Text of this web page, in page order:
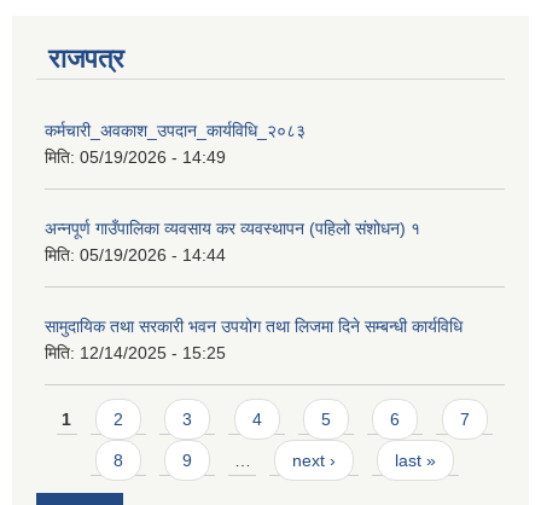
राजपत्र
कर्मचारी_अवकाश_उपदान_कार्यविधि_२०८३
मिति: 05/19/2026 - 14:49
अन्नपूर्ण गाउँपालिका व्यवसाय कर व्यवस्थापन (पहिलो संशोधन) १
मिति: 05/19/2026 - 14:44
सामुदायिक तथा सरकारी भवन उपयोग तथा लिजमा दिने सम्बन्धी कार्यविधि
मिति: 12/14/2025 - 15:25
Pages
1 2 3 4 5 6 7
8 9 next › last »